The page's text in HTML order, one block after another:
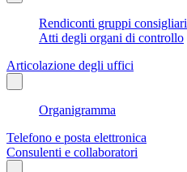
Rendiconti gruppi consigliari
Atti degli organi di controllo
Articolazione degli uffici
Organigramma
Telefono e posta elettronica
Consulenti e collaboratori